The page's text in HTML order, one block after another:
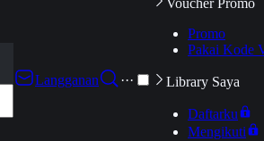
Langganan
···
Voucher Promo
Promo
Pakai Kode
Library Saya
Daftarku
Mengikuti